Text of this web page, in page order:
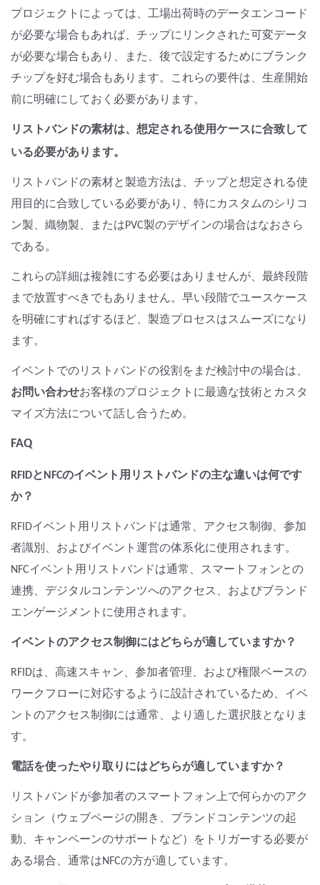
プロジェクトによっては、工場出荷時のデータエンコード
が必要な場合もあれば、チップにリンクされた可変データ
が必要な場合もあり、また、後で設定するためにブランク
チップを好む場合もあります。これらの要件は、生産開始
前に明確にしておく必要があります。
リストバンドの素材は、想定される使用ケースに合致して
いる必要があります。
リストバンドの素材と製造方法は、チップと想定される使
用目的に合致している必要があり、特にカスタムのシリコ
ン製、織物製、またはPVC製のデザインの場合はなおさら
である。
これらの詳細は複雑にする必要はありませんが、最終段階
まで放置すべきでもありません。早い段階でユースケース
を明確にすればするほど、製造プロセスはスムーズになり
ます。
イベントでのリストバンドの役割をまだ検討中の場合は、
お問い合わせお客様のプロジェクトに最適な技術とカスタ
マイズ方法について話し合うため。
FAQ
RFIDとNFCのイベント用リストバンドの主な違いは何です
か？
RFIDイベント用リストバンドは通常、アクセス制御、参加
者識別、およびイベント運営の体系化に使用されます。
NFCイベント用リストバンドは通常、スマートフォンとの
連携、デジタルコンテンツへのアクセス、およびブランド
エンゲージメントに使用されます。
イベントのアクセス制御にはどちらが適していますか？
RFIDは、高速スキャン、参加者管理、および権限ベースの
ワークフローに対応するように設計されているため、イベ
ントのアクセス制御には通常、より適した選択肢となりま
す。
電話を使ったやり取りにはどちらが適していますか？
リストバンドが参加者のスマートフォン上で何らかのアク
ション（ウェブページの開き、ブランドコンテンツの起
動、キャンペーンのサポートなど）をトリガーする必要が
ある場合、通常はNFCの方が適しています。